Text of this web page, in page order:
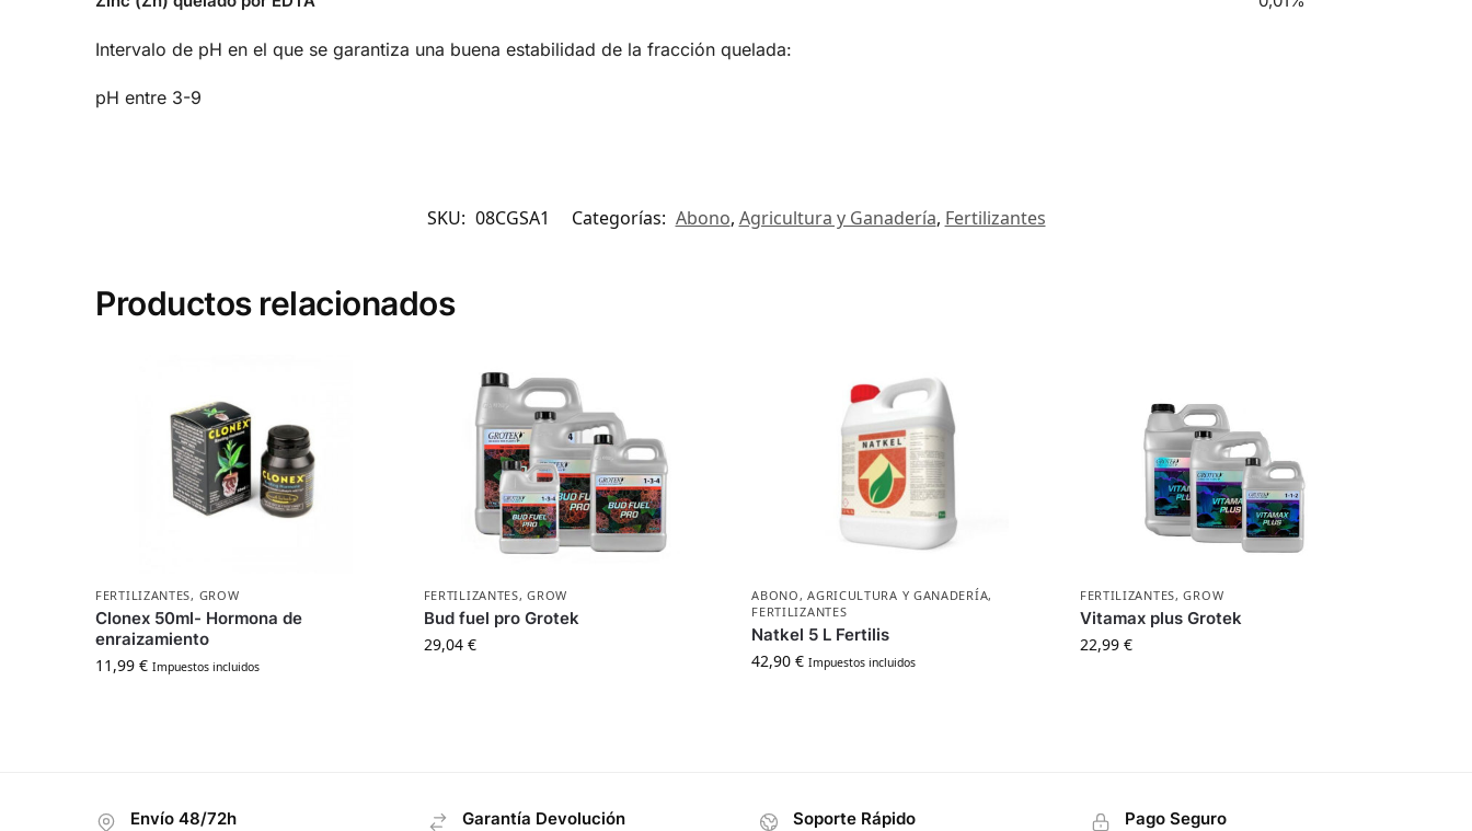
Intervalo de pH en el que se garantiza una buena estabilidad de la fracción quelada:
pH entre 3-9
SKU: 08CGSA1 Categorías: Abono, Agricultura y Ganadería, Fertilizantes
Productos relacionados
FERTILIZANTES, GROW
Clonex 50ml- Hormona de
enraizamiento
11,99€ Impuestos incluidos
FERTILIZANTES,GROW
Bud fuel pro Grotek
29,04 €
ABONO,AGRICULTURA Y GANADERÍA,
FERTILIZANTES
Natkel 5 L Fertilis
42,90€ Impuestos incluidos
FERTILIZANTES,GROW
Vitamax plus Grotek
22,99 €
Envío 48/72h
Garantía Devolución
Soporte Rápido
Pago Seguro